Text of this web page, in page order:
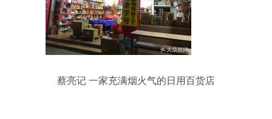
蔡亮记 一家充满烟火气的日用百货店